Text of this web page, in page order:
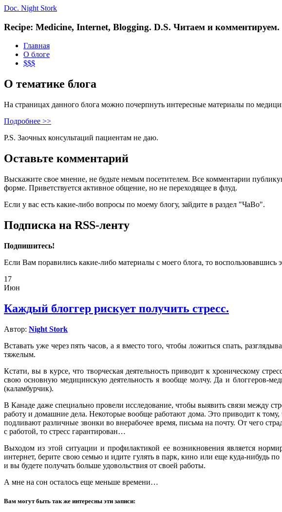
Doc. Night Stork
Recipe: Medicine, Internet, Blogging. D.S. Читаем и комментируем.
Главная
О блоге
$$$
О тематике блога
На страницах данного блога можно почерпнуть интересные материалы по
Подробнее >>
P.S. Заочных консультаций пациентам не даю.
Оставьте комментарий
Выскажите свое мнение, не будьте немым посетителем. Все комментарии
форме. Приветствуется активное общение, но не переходящее в флуд.
Если у вас есть какие-либо вопросы по моему блогу, зайдите в раздел "ЧаВо".
Подписка на RSS-ленту
Подпишитесь!
Если Вам поравились какие-либо материалы с моего блога, то
17
Июн
Каждый блоггер рискует получить стресс.
Автор: Night Stork
Вставать уже через пять часов, а я вместо того, чтобы ложиться спать,
тяжелым.
Кстати, вы в курсе, что творческая деятельность приводит к хроническому
свою основную медицинскую деятельность я вообще молчу. Да и блоггеров-
(каламбурчик).
В Канаде даже специально провели исследование, чтобы выявить связи между
работу и домашние дела. Некоторые вообще работают дома. Это приводит к
подливают различные звонки во внерабочее время, письма на почту. От чего
с работой, то стресс гарантирован…
Выходом из этой ситуации и профилактикой ее возникновения является
интернет, берите свою семью и идите гулять в парк, кино или еще куда-нибудь
и вы будете получать больше удовольствия от своей работы.
А мне на сон осталось еще меньше времени…
Вам могут быть так же интересны эти записи: